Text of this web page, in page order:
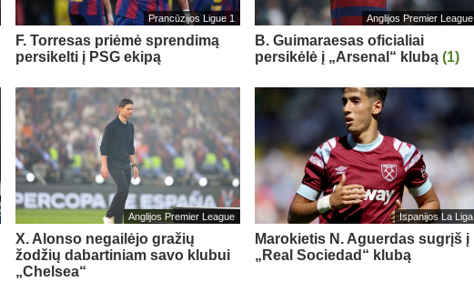
Prancūzijos Ligue 1
F. Torresas priėmė sprendimą
persikelti į PSG ekipą
Anglijos Premier League
B. Guimaraesas oficialiai
persikėlė į „Arsenal“ klubą (1)
Anglijos Premier League
X. Alonso negailėjo gražių
žodžių dabartiniam savo klubui
„Chelsea“
Ispanijos La Liga
Marokietis N. Aguerdas sugrįš į
„Real Sociedad“ klubą